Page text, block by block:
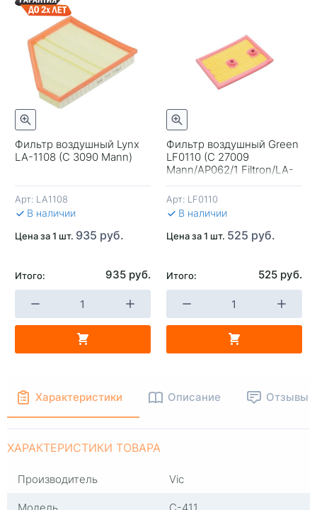
Фильтр воздушный Lynx
LA-1108 (C 3090 Mann)
Арт: LA1108
В наличии
Цена за 1 шт. 935 руб.
Итого: 935 руб.
Фильтр воздушный Green
LF0110 (C 27009
Mann/AP062/1 Filtron/LA-
2074 Lynx)
Арт: LF0110
В наличии
Цена за 1 шт. 525 руб.
Итого: 525 руб.
КОРЗИНУ
- +
В КОРЗИНУ
-
Характеристики Описание Отзывы
ХАРАКТЕРИСТИКИ ТОВАРА
Производитель
Vic
Модель
C-411